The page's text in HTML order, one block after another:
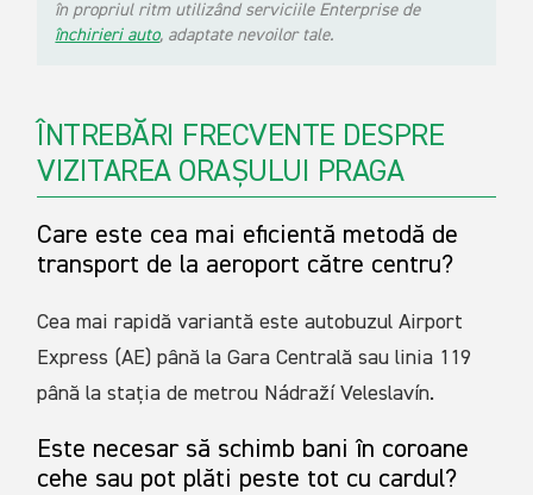
în propriul ritm utilizând serviciile Enterprise de
închirieri auto, adaptate nevoilor tale.
ÎNTREBĂRI FRECVENTE DESPRE
VIZITAREA ORAȘULUI PRAGA
Care este cea mai eficientă metodă de
transport de la aeroport către centru?
Cea mai rapidă variantă este autobuzul Airport
Express (AE) până la Gara Centrală sau linia 119
până la stația de metrou Nádraží Veleslavín.
Este necesar să schimb bani în coroane
cehe sau pot plăti peste tot cu cardul?